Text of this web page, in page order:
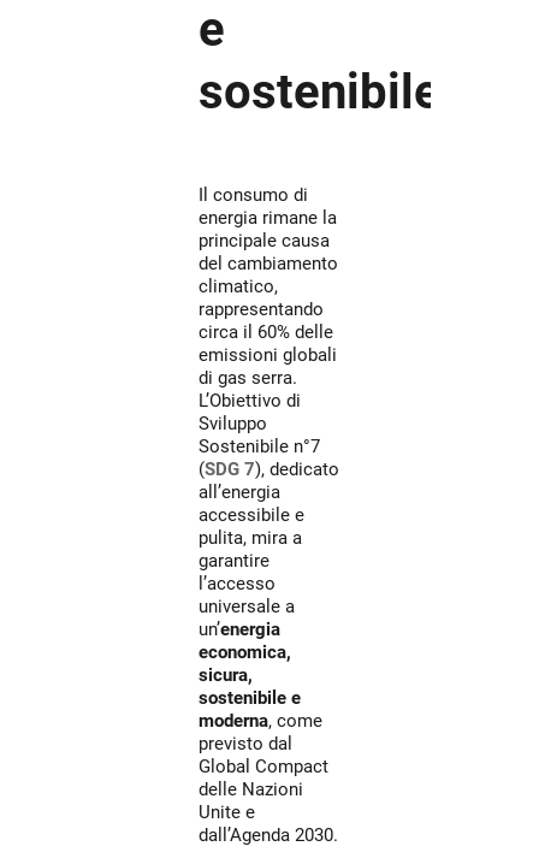
e
sostenibile
Il consumo di
energia rimane la
principale causa
del cambiamento
climatico,
rappresentando
circa il 60% delle
emissioni globali
di gas serra.
L’Obiettivo di
Sviluppo
Sostenibile n°7
(SDG 7), dedicato
all’energia
accessibile e
pulita, mira a
garantire
l’accesso
universale a
un’energia
economica,
sicura,
sostenibile e
moderna, come
previsto dal
Global Compact
delle Nazioni
Unite e
dall’Agenda 2030.